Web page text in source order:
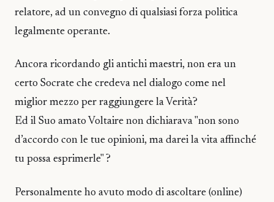
relatore, ad un convegno di qualsiasi forza politica
legalmente operante.
Ancora ricordando gli antichi maestri, non era un
certo Socrate che credeva nel dialogo come nel
miglior mezzo per raggiungere la Verità?
Ed il Suo amato Voltaire non dichiarava "non sono
d’accordo con le tue opinioni, ma darei la vita affinché
tu possa esprimerle" ?
Personalmente ho avuto modo di ascoltare (online)